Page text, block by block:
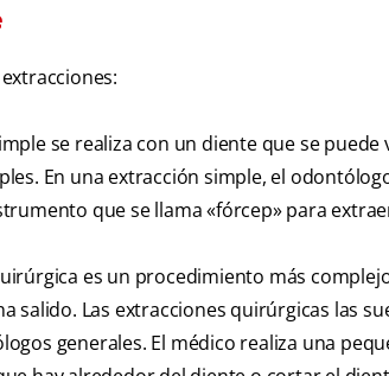
se realiza con un diente que se
En una extracción simple, el
que se llama «fórcep» para
es un procedimiento más
salido. Las extracciones quirúrgicas las
generales. El médico realiza una